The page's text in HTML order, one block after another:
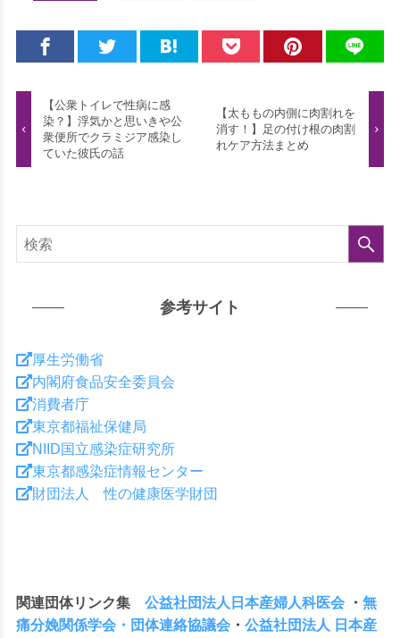
【公衆トイレで性病に感
染？】浮気かと思いきや公
衆便所でクラミジア感染し
ていた彼氏の話
【太ももの内側に肉割れを
消す！】足の付け根の肉割
れケア方法まとめ
参考サイト
厚生労働省
内閣府食品安全委員会
消費者庁
東京都福祉保健局
NIID国立感染症研究所
東京都感染症情報センター
財団法人 性の健康医学財団
関連団体リンク集 公益社団法人日本産婦人科医会 ・ 無
痛分娩関係学会・団体連絡協議会・ 公益社団法人 日本産